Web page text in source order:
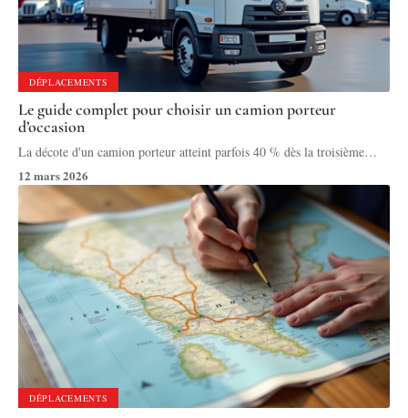
DÉPLACEMENTS
Le guide complet pour choisir un camion porteur
d’occasion
La décote d'un camion porteur atteint parfois 40 % dès la troisième…
12 mars 2026
DÉPLACEMENTS